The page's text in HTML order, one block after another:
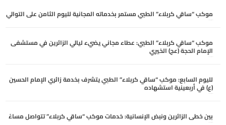
موكب “ساقي كربلاء” الطبي مستمر بخدماته المجانية لليوم الثامن على التوالي
موكب “ساقي كربلاء” الطبي: عطاء مجاني يضيء ليالي الزائرين في مستشفى
الإمام الحجة (عج) الخيري
لليوم السابع: موكب “ساقي كربلاء” الطبي يتشرف بخدمة زائري الإمام الحسين
(ع) في أربعينية استشهاده
بين خطى الزائرين ونبض الإنسانية: خدمات موكب “ساقي كربلاء” تتواصل مساءً